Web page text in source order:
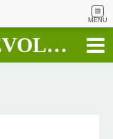
MENU
GROUPE RÊVE D'ÉVOLUTION RAPIDE